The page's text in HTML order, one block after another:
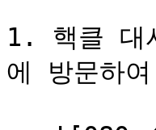
1. 핵클 대
에 방문하